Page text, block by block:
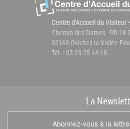
Centre d'Accueil du Visiteur
Chemin des Dames - RD 18
02160 Oulches-la-Vallée-
Tél. : 03 23 25 14 18
La News
Abonnez-vous à la